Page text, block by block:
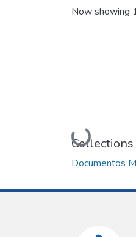
Now showing
Loading...
Collections
Documentos